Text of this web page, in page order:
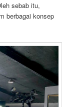
sebab itu,
berbagai konsep